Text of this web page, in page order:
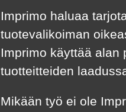
Imprimo haluaa
tuotevalikoiman
Imprimo käyttää alan
tuotteitteiden
Mikään työ ei ole